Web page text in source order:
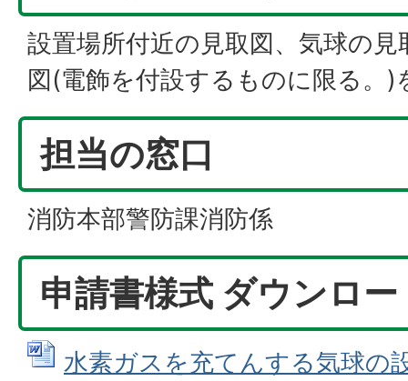
設置場所付近の見取図、気球の
図(電飾を付設するものに限る。)
担当の窓口
消防本部警防課消防係
申請書様式 ダウンロー
水素ガスを充てんする気球の